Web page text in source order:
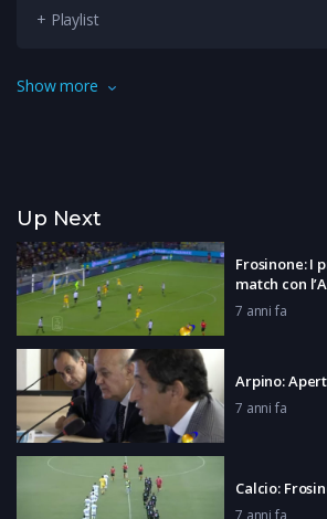
+ Playlist
Nella casa circondariale di Frosinone si
Show more
Up Next
Frosinone: I
match con
7 anni fa
Arpino:
7 anni fa
Calcio: